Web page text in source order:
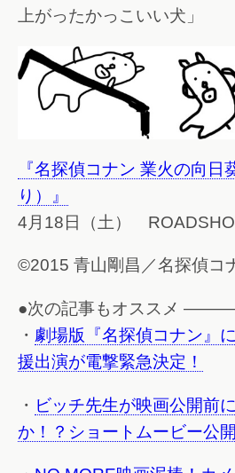
上がったかっこいい犬」
『名探偵コナン 業火の向日
り）』
4月18日（土）
©2015 青山剛昌／名探偵コ
●次の記事もオススメ
・ 劇場版『名探偵コナン』
援出演が電撃緊急決定！
・ ビッチ先生が映画公開前
か！？ショートムービー公開